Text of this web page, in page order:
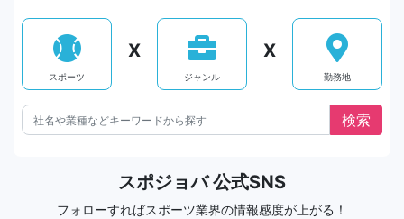
スポーツ
X
ジャンル
X
勤務地
スポジョバ 公式SNS
フォローすればスポーツ業界の情報感度が上がる！